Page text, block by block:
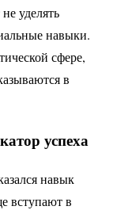
уделять
навыки.
сфере,
в
успеха
навык
вступают в